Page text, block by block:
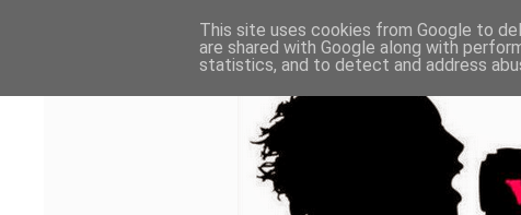
This site uses cookies from Google to
are shared with Google along with
statistics, and to detect and address